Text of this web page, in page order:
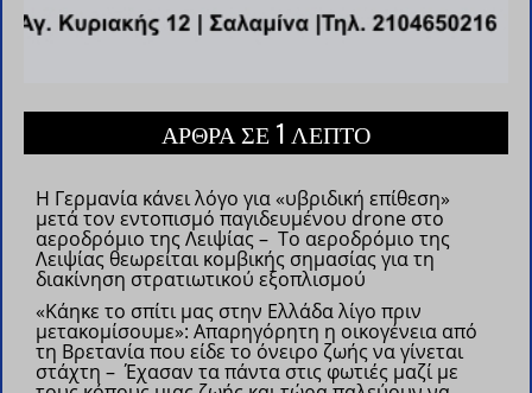
ΑΡΘΡΑ ΣΕ 1 ΛΕΠΤΟ
Η Γερμανία κάνει λόγο για «υβριδική επίθεση»
μετά τον εντοπισμό παγιδευμένου drone στο
αεροδρόμιο της Λειψίας – Το αεροδρόμιο της
Λειψίας θεωρείται κομβικής σημασίας για τη
διακίνηση στρατιωτικού εξοπλισμού
«Κάηκε το σπίτι μας στην Ελλάδα λίγο πριν
μετακομίσουμε»: Απαρηγόρητη η οικογένεια από
τη Βρετανία που είδε το όνειρο ζωής να γίνεται
στάχτη – Έχασαν τα πάντα στις φωτιές μαζί με